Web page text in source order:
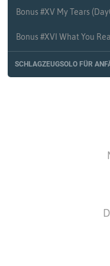
Bonus #XV My Tears
Bonus #XVI What You
SCHLAGZEUGSOLO FÜR
#105 Schlagzeugsolo für